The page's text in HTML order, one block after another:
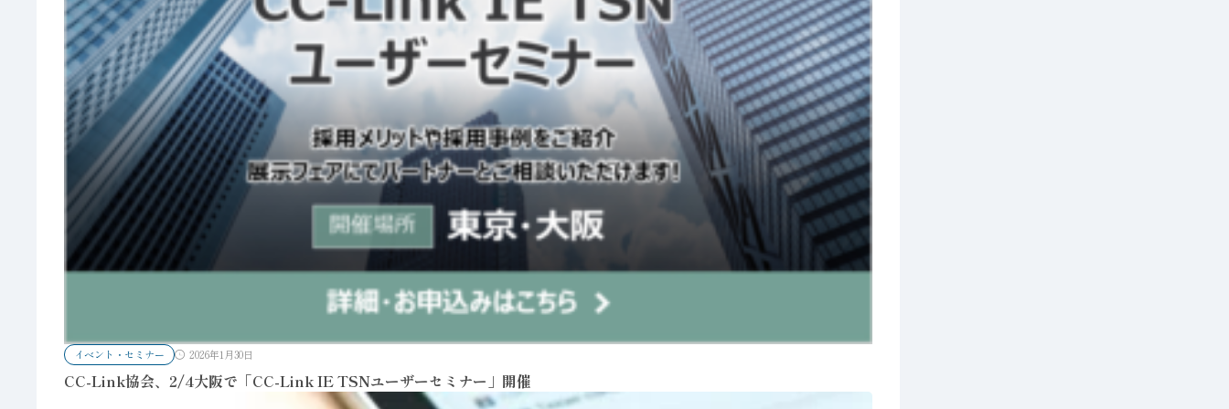
イベント・セミナー 2026年1月30日
CC-Link協会、2/4大阪で「CC-Link IE TSNユーザーセミナー」開催